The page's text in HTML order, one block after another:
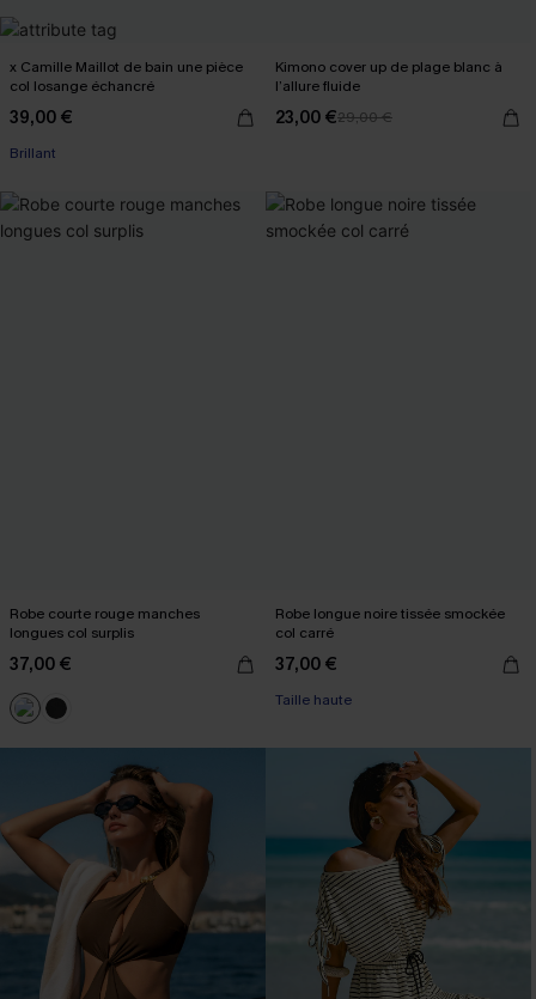
x Camille Maillot de bain une pièce
col losange échancré
39,00 €
Brillant
Kimono cover up de plage blanc à
l’allure fluide
23,00 €29,00 €
Robe courte rouge manches
longues col surplis
37,00 €
Robe longue noire tissée smockée
col carré
37,00 €
Taille haute